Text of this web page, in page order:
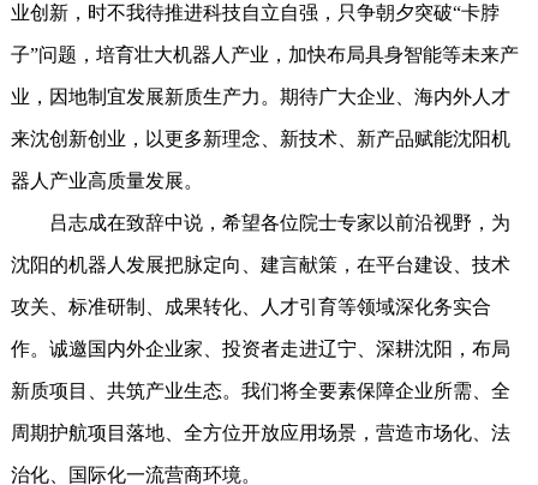
业创新，时不我待推进科技自立自强，只争朝夕突破“卡脖
子”问题，培育壮大机器人产业，加快布局具身智能等未来产
业，因地制宜发展新质生产力。期待广大企业、海内外人才
来沈创新创业，以更多新理念、新技术、新产品赋能沈阳机
器人产业高质量发展。
吕志成在致辞中说，希望各位院士专家以前沿视野，为
沈阳的机器人发展把脉定向、建言献策，在平台建设、技术
攻关、标准研制、成果转化、人才引育等领域深化务实合
作。诚邀国内外企业家、投资者走进辽宁、深耕沈阳，布局
新质项目、共筑产业生态。我们将全要素保障企业所需、全
周期护航项目落地、全方位开放应用场景，营造市场化、法
治化、国际化一流营商环境。